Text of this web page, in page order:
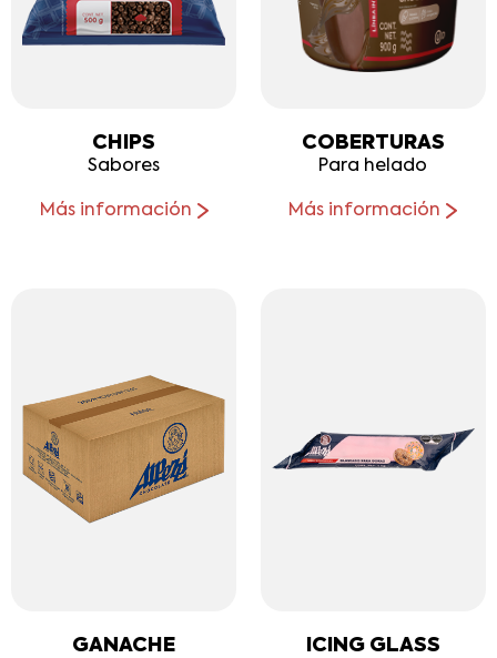
CHIPS
Sabores
Más información
COBERTURAS
Para helado
Más información
GANACHE ICING GLASS